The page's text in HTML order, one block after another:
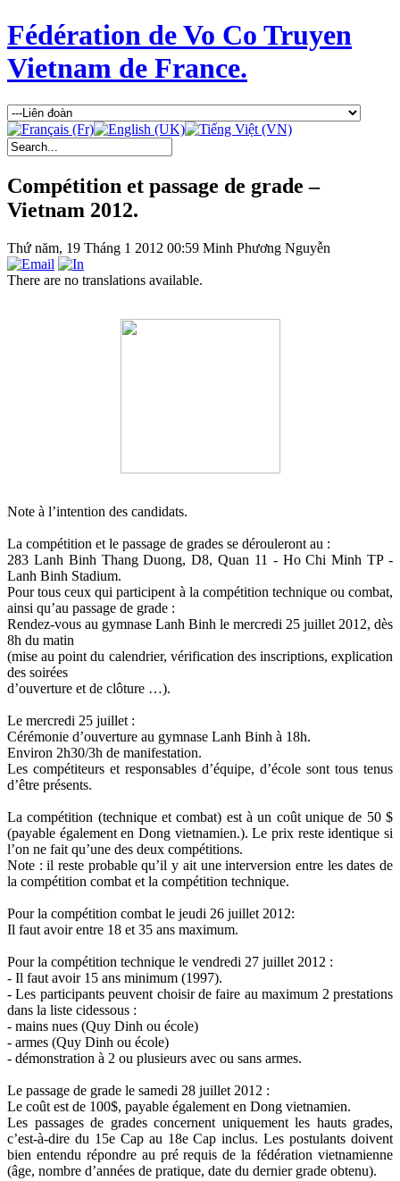
Fédération de Vo Co Truyen
Vietnam de France.
Compétition et passage de grade –
Vietnam 2012.
Thứ năm, 19 Tháng 1 2012 00:59 Minh Phương Nguyễn
There are no translations available.
Note à l’intention des candidats.
La compétition et le passage de grades se dérouleront au :
283 Lanh Binh Thang Duong, D8, Quan 11 - Ho Chi Minh TP -
Lanh Binh Stadium.
Pour tous ceux qui participent à la compétition technique ou combat,
ainsi qu’au passage de grade :
Rendez-vous au gymnase Lanh Binh le mercredi 25 juillet 2012, dès
8h du matin
(mise au point du calendrier, vérification des inscriptions, explication
des soirées
d’ouverture et de clôture …).
Le mercredi 25 juillet :
Cérémonie d’ouverture au gymnase Lanh Binh à 18h.
Environ 2h30/3h de manifestation.
Les compétiteurs et responsables d’équipe, d’école sont tous tenus
d’être présents.
La compétition (technique et combat) est à un coût unique de 50 $
(payable également en Dong vietnamien.). Le prix reste identique si
l’on ne fait qu’une des deux compétitions.
Note : il reste probable qu’il y ait une interversion entre les dates de
la compétition combat et la compétition technique.
Pour la compétition combat le jeudi 26 juillet 2012:
Il faut avoir entre 18 et 35 ans maximum.
Pour la compétition technique le vendredi 27 juillet 2012 :
- Il faut avoir 15 ans minimum (1997).
- Les participants peuvent choisir de faire au maximum 2 prestations
dans la liste cidessous :
- mains nues (Quy Dinh ou école)
- armes (Quy Dinh ou école)
- démonstration à 2 ou plusieurs avec ou sans armes.
Le passage de grade le samedi 28 juillet 2012 :
Le coût est de 100$, payable également en Dong vietnamien.
Les passages de grades concernent uniquement les hauts grades,
c’est-à-dire du 15e Cap au 18e Cap inclus. Les postulants doivent
bien entendu répondre au pré requis de la fédération vietnamienne
(âge, nombre d’années de pratique, date du dernier grade obtenu).